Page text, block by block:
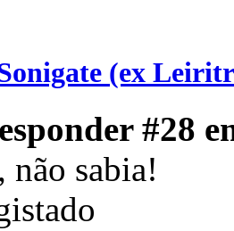
(ex
#28
não sabia!